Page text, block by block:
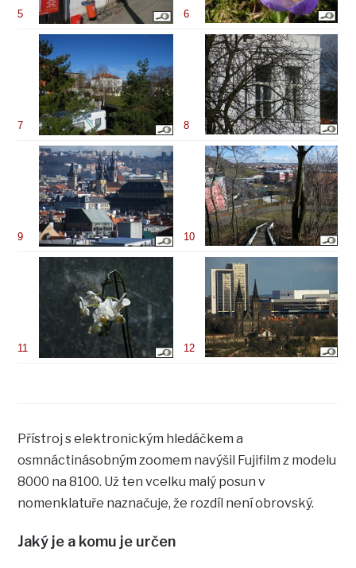
5 6
7 8
9 10
11 12
Přístroj s elektronickým hledáčkem a
osmnáctinásobným zoomem navýšil Fujifilm z modelu
8000 na 8100. Už ten vcelku malý posun v
nomenklatuře naznačuje, že rozdíl není obrovský.
Jaký je a komu je určen